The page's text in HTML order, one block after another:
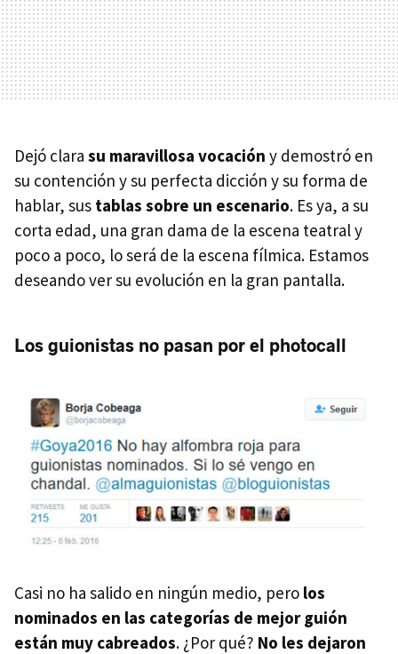
Dejó clara su maravillosa vocación y demostró en
su contención y su perfecta dicción y su forma de
hablar, sus tablas sobre un escenario. Es ya, a su
corta edad, una gran dama de la escena teatral y
poco a poco, lo será de la escena fílmica. Estamos
deseando ver su evolución en la gran pantalla.
Los guionistas no pasan por el photocall
Casi no ha salido en ningún medio, pero los
nominados en las categorías de mejor guión
están muy cabreados. ¿Por qué? No les dejaron